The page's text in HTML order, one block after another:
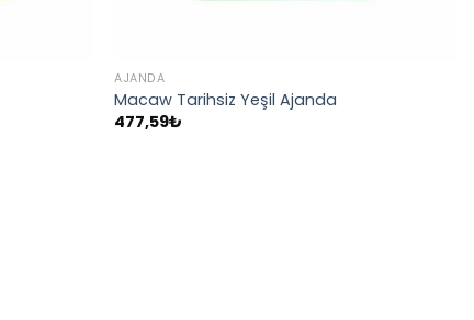
AJANDA
Macaw Tarihsiz Yeşil Ajanda
477,59₺